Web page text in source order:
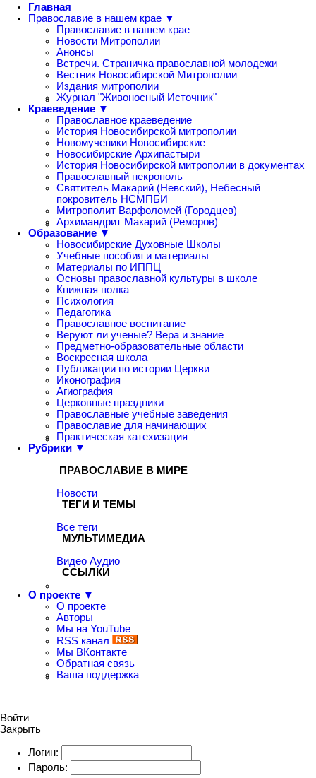
Главная
Православие в нашем крае ▼
Православие в нашем крае
Новости Митрополии
Анонсы
Встречи. Страничка православной молодежи
Вестник Новосибирской Митрополии
Издания митрополии
Журнал "Живоносный Источник"
Краеведение ▼
Православное краеведение
История Новосибирской митрополии
Новомученики Новосибирские
Новосибирские Архипастыри
История Новосибирской митрополии в документах
Православный некрополь
Святитель Макарий (Невский), Небесный
покровитель НСМПБИ
Митрополит Варфоломей (Городцев)
Архимандрит Макарий (Реморов)
Образование ▼
Новосибирские Духовные Школы
Учебные пособия и материалы
Материалы по ИППЦ
Основы православной культуры в школе
Книжная полка
Психология
Педагогика
Православное воспитание
Веруют ли ученые? Вера и знание
Предметно-образовательные области
Воскресная школа
Публикации по истории Церкви
Иконография
Агиография
Церковные праздники
Православные учебные заведения
Православие для начинающих
Практическая катехизация
Рубрики ▼
ПРАВОСЛАВИЕ В МИРЕ
Новости
ТЕГИ И ТЕМЫ
Все теги
МУЛЬТИМЕДИА
Видео Аудио
ССЫЛКИ
О проекте ▼
О проекте
Авторы
Мы на YouTube
RSS канал
Мы ВКонтакте
Обратная связь
Ваша поддержка
Войти
Закрыть
Логин:
Пароль: